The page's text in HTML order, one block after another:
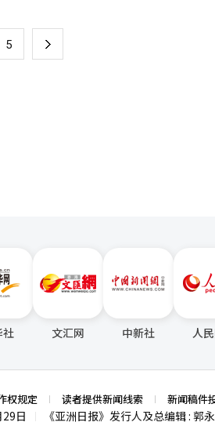
判。然而，双方的谈判尚未达到可以达成
乐、DK技术、XL游戏等5个法人的工会，
日”。※ 本报道经人工智能（AI）系统翻译
5 下
社 文汇网 中新社 人
权规定 读者提供新闻线索 新闻稿件
日 《亚洲日报》发行人及总编辑 : 郭